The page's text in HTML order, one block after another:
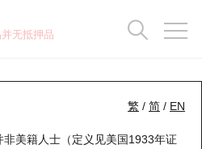
无抵押品
繁 / 简 / EN
美籍人士（定义见美国1933年证